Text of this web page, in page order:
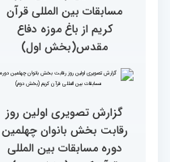
گزارش تصویری مراسم قرعه
کشی متسابقین بخش
بانوان چهلمین دوره
مسابقات بین المللی قرآن
کریم
گزارش تصویری بازدید